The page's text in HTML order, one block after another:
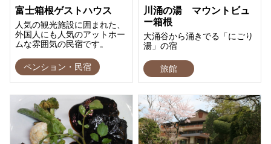
富士箱根ゲストハウス
人気の観光施設に囲まれた、
外国人にも人気のアットホー
ムな雰囲気の民宿です。
ペンション・民宿
川涌の湯 マウントビュ
ー箱根
大涌谷から涌きでる「にごり
湯」の宿
旅館